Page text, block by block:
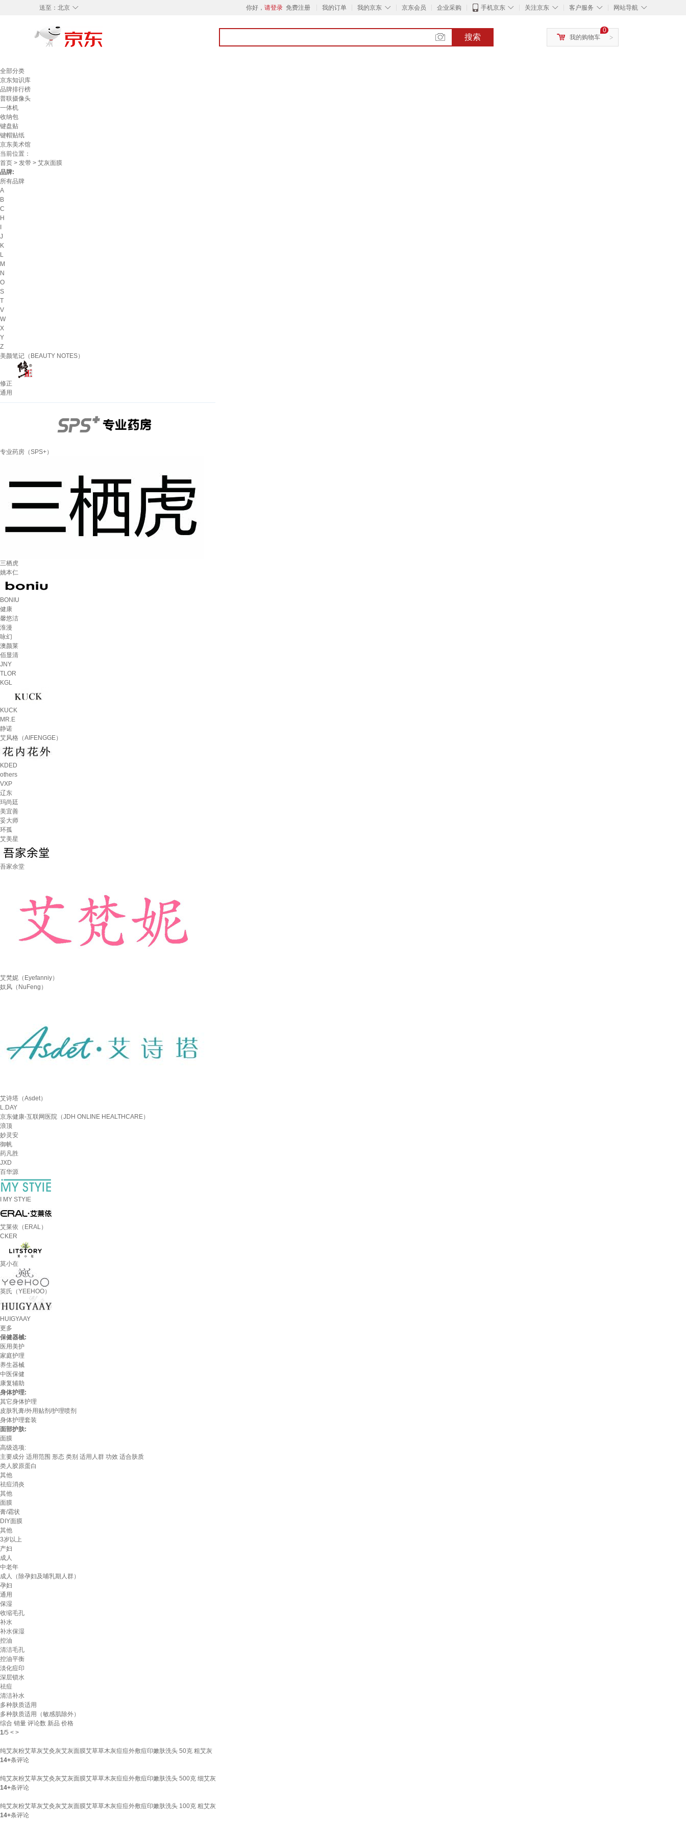
◇
送至： 北京 你好， 请登录 免费注册 我的订单 ◇
我的京东 京东会员 企业采购 ◇
手机京东 ◇
关注京东 ◇
客户服务 ◇
网站导航
搜索 >
0
我的购物车
全部分类
京东知识库
品牌排行榜
普联摄像头
一体机
收纳包
键盘贴
键帽贴纸
京东美术馆
当前位置：
首页 > 发带 > 艾灰面膜
品牌:
所有品牌
A
B
C
H
J
K
L
M
N
O
S
T
V
W
X
Y
Z
美颜笔记（BEAUTY NOTES）
修正
通用
专业药房（SPS+）
三栖虎
姚本仁
BONIU
健康
馨悠洁
淮漫
咏幻
澳颜莱
佰显清
JNY
TLOR
KGL
KUCK
MR.E
静诺
艾风格（AIFENGGE）
KDED
others
VXP
辽东
玛尚廷
美宜善
妥大师
环孤
艾美星
吾家余堂
艾梵妮（Eyefanniy）
奴风（NuFeng）
艾诗塔（Asdet）
L.DAY
京东健康-互联网医院（JDH ONLINE HEALTHCARE）
浪顶
妙灵安
御帆
药凡胜
JXD
百华源
I MY STYIE
艾莱依（ERAL）
CKER
莫小在
英氏（YEEHOO）
HUIGYAAY
更多
保健器械:
医用美护
家庭护理
养生器械
中医保健
康复辅助
身体护理:
其它身体护理
皮肤乳膏/外用贴剂/护理喷剂
身体护理套装
面部护肤:
面膜
高级选项:
主要成分 适用范围 形态 类别 适用人群 功效 适合肤质
类人胶原蛋白
其他
祛痘消炎
其他
面膜
膏/霜状
DIY面膜
其他
3岁以上
产妇
成人
中老年
成人（除孕妇及哺乳期人群）
孕妇
通用
保湿
收缩毛孔
补水
补水保湿
控油
清洁毛孔
控油平衡
淡化痘印
深层锁水
祛痘
清洁补水
多种肤质适用
多种肤质适用（敏感肌除外）
综合 销量 评论数 新品 价格
1/5 < >
纯艾灰粉艾草灰艾灸灰艾灰面膜艾草草木灰痘痘外敷痘印嫩肤洗头 50克 粗艾灰
14+条评论
纯艾灰粉艾草灰艾灸灰艾灰面膜艾草草木灰痘痘外敷痘印嫩肤洗头 500克 细艾灰
14+条评论
纯艾灰粉艾草灰艾灸灰艾灰面膜艾草草木灰痘痘外敷痘印嫩肤洗头 100克 粗艾灰
14+条评论